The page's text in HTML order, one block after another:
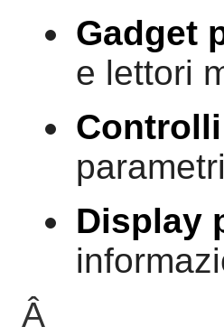
Gadget
e lettori
Display
Â